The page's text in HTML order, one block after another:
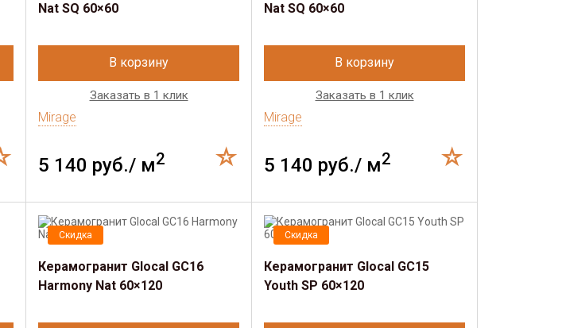
Nat SQ 60×60
В корзину
Заказать в 1 клик
Mirage
5 140 руб./ м2
Nat SQ 60×60
В корзину
Заказать в 1 клик
Mirage
5 140 руб./ м2
Скидка
Керамогранит Glocal GC16
Harmony Nat 60×120
Скидка
Керамогранит Glocal GC15
Youth SP 60×120